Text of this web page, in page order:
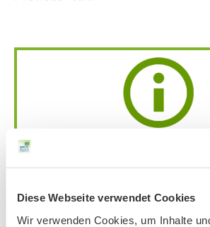
Diese Webseite verwendet Cookies
Wir verwenden Cookies, um Inhalte
Achtung:
Bitte beachten Sie unsere
Bergausrüstung